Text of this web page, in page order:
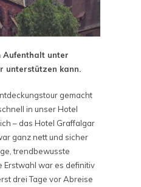
Aufenthalt unter
unterstützen kann.
gemacht
in unser Hotel
– das Hotel Graffalgar
ganz nett und sicher
trendbewusste
Erstwahl war es definitiv
drei Tage vor Abreise